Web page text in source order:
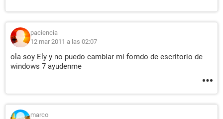
paciencia
12 mar 2011 a las 02:07
ola soy Ely y no puedo cambiar mi fomdo de escritorio de
windows 7 ayudenme
marco